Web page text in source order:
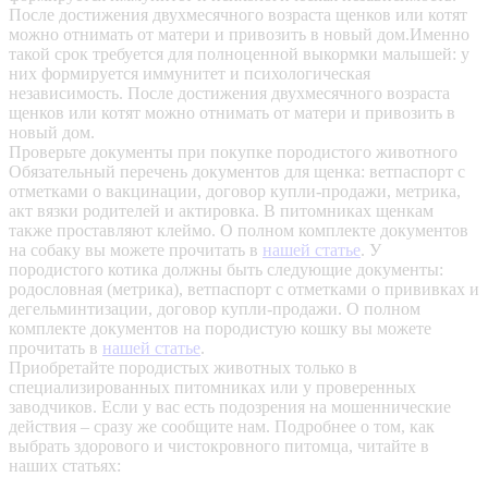
После достижения двухмесячного возраста щенков или котят
можно отнимать от матери и привозить в новый дом.Именно
такой срок требуется для полноценной выкормки малышей: у
них формируется иммунитет и психологическая
независимость. После достижения двухмесячного возраста
щенков или котят можно отнимать от матери и привозить в
новый дом.
Проверьте документы при покупке породистого животного
Обязательный перечень документов для щенка: ветпаспорт с
отметками о вакцинации, договор купли-продажи, метрика,
акт вязки родителей и актировка. В питомниках щенкам
также проставляют клеймо. О полном комплекте документов
на собаку вы можете прочитать в нашей статье. У
породистого котика должны быть следующие документы:
родословная (метрика), ветпаспорт с отметками о прививках и
дегельминтизации, договор купли-продажи. О полном
комплекте документов на породистую кошку вы можете
прочитать в нашей статье.
Приобретайте породистых животных только в
специализированных питомниках или у проверенных
заводчиков. Если у вас есть подозрения на мошеннические
действия – сразу же сообщите нам. Подробнее о том, как
выбрать здорового и чистокровного питомца, читайте в
наших статьях: